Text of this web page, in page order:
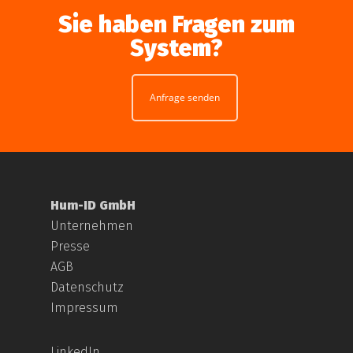
Sie haben Fragen zum
System?
Anfrage senden
Hum-ID GmbH
Unternehmen
Presse
AGB
Datenschutz
Impressum